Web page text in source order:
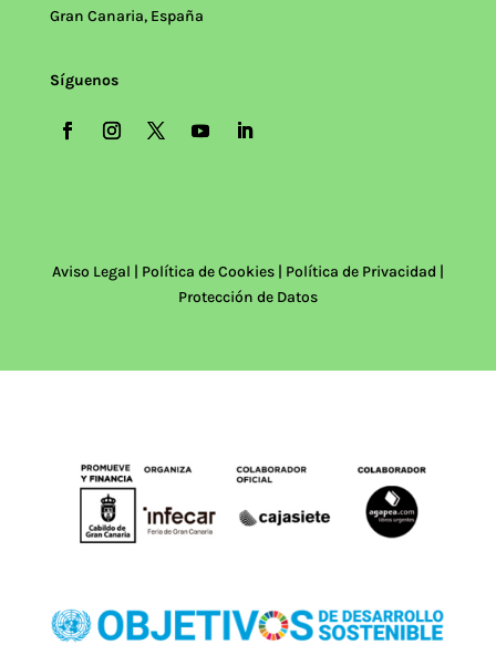
Gran Canaria, España
Síguenos
Aviso Legal | Política de Cookies| Política de Privacidad |
Protección de Datos